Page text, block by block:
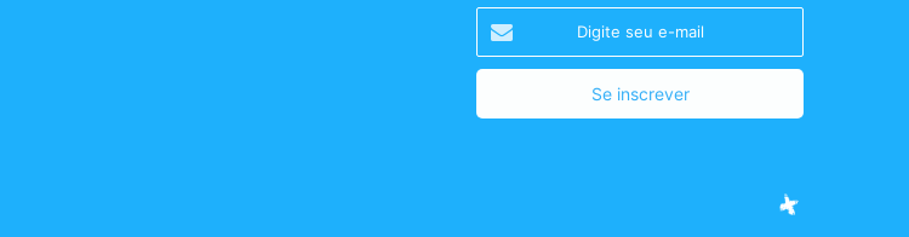
+
seu
e-
Facebook
TwitterInstagram